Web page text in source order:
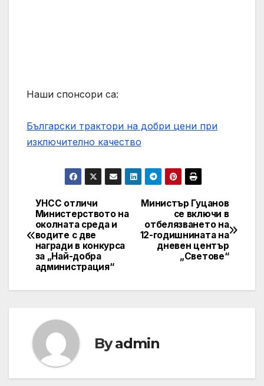
Наши спонсори са:
Български трактори на добри цени при
изключително качество
Post
navigation
Министър Гуцанов
се включи в
отбелязването на
12-годишнината на
дневен център
„Светове“
УНСС отличи
Министерството на
околната среда и
водите с две
награди в конкурса
за „Най-добра
администрация“
Byadmin